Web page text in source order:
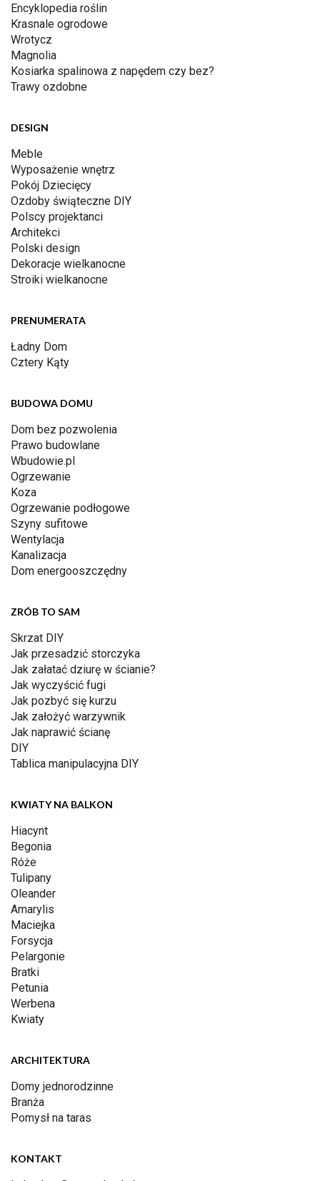
Encyklopedia roślin
Krasnale ogrodowe
Wrotycz
Magnolia
Kosiarka spalinowa z napędem czy bez?
Trawy ozdobne
DESIGN
Meble
Wyposażenie wnętrz
Pokój Dziecięcy
Ozdoby świąteczne DIY
Polscy projektanci
Architekci
Polski design
Dekoracje wielkanocne
Stroiki wielkanocne
PRENUMERATA
Ładny Dom
Cztery Kąty
BUDOWA DOMU
Dom bez pozwolenia
Prawo budowlane
Wbudowie.pl
Ogrzewanie
Koza
Ogrzewanie podłogowe
Szyny sufitowe
Wentylacja
Kanalizacja
Dom energooszczędny
ZRÓB TO SAM
Skrzat DIY
Jak przesadzić storczyka
Jak załatać dziurę w ścianie?
Jak wyczyścić fugi
Jak pozbyć się kurzu
Jak założyć warzywnik
Jak naprawić ścianę
DIY
Tablica manipulacyjna DIY
KWIATY NA BALKON
Hiacynt
Begonia
Róże
Tulipany
Oleander
Amarylis
Maciejka
Forsycja
Pelargonie
Bratki
Petunia
Werbena
Kwiaty
ARCHITEKTURA
Domy jednorodzinne
Branża
Pomysł na taras
KONTAKT